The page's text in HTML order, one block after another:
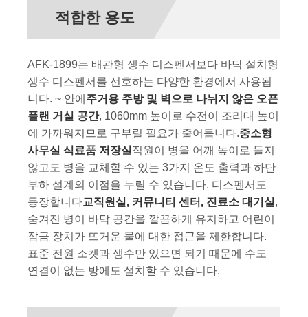
적합한 용도
AFK-1899는 배관형 생수 디스펜서보다 바닥 설치형
생수 디스펜서를 선호하는 다양한 환경에서 사용됩
니다. ~ 안에 주거용 주방 및 벽으로 나뉘지 않은 오픈
플랜 거실 공간, 1060mm 높이로 수전이 조리대 높이
에 가까워지므로 구부릴 필요가 줄어듭니다.중소형
사무실 식료품 저장실 직원이 병을 어깨 높이로 들지
않고도 병을 교체할 수 있는 3가지 온도 출력과 하단
부하 설계의 이점을 누릴 수 있습니다. 디스펜서도
등장합니다교직원실, 커뮤니티 센터, 진료소 대기실 ,
숨겨진 병이 바닥 공간을 깔끔하게 유지하고 어린이
잠금 장치가 뜨거운 물에 대한 접근을 제한합니다.
표준 전원 소켓과 생수만 있으면 되기 때문에 수도
연결이 없는 방에도 설치할 수 있습니다.